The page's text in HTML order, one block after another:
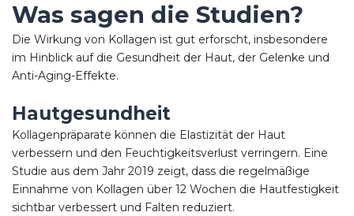
Was sagen die Studien?
Die Wirkung von Kollagen ist gut erforscht, insbesondere
im Hinblick auf die Gesundheit der Haut, der Gelenke und
Anti-Aging-Effekte.
Hautgesundheit
Kollagenpräparate können die Elastizität der Haut
verbessern und den Feuchtigkeitsverlust verringern. Eine
Studie aus dem Jahr 2019 zeigt, dass die regelmäßige
Einnahme von Kollagen über 12 Wochen die Hautfestigkeit
sichtbar verbessert und Falten reduziert.